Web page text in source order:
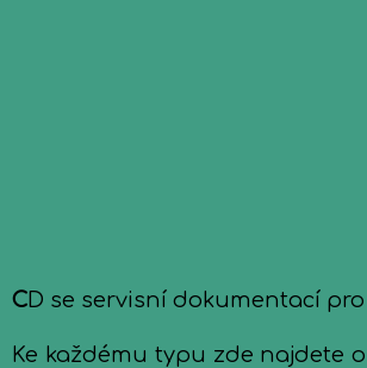
CD se servisní dokumentací
Ke každému typu zde najdete